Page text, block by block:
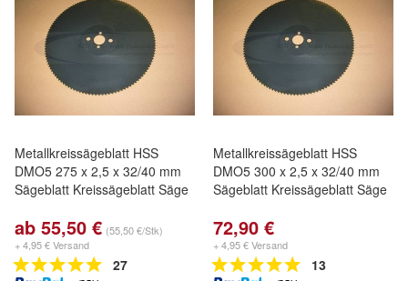
Metallkreissägeblatt HSS
DMO5 275 x 2,5 x 32/40 mm
Sägeblatt Kreissägeblatt Säge
ab 55,50 € (55,50 €/Stk)
+ 4,95 € Versand
27
Metallkreissägeblatt HSS
DMO5 300 x 2,5 x 32/40 mm
Sägeblatt Kreissägeblatt Säge
72,90 €
+ 4,95 € Versand
13